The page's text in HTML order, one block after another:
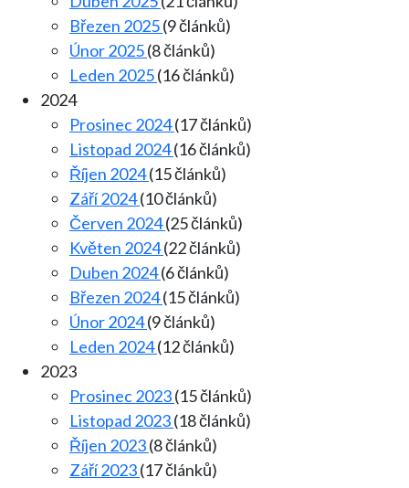
Březen 2025(9 článků)
Únor 2025(8 článků)
Leden 2025(16 článků)
2024
Prosinec 2024(17 článků)
Listopad 2024(16 článků)
Říjen 2024(15 článků)
Září 2024(10 článků)
Červen 2024(25 článků)
Květen 2024(22 článků)
Duben 2024(6 článků)
Březen 2024(15 článků)
Únor 2024(9 článků)
Leden 2024(12 článků)
2023
Prosinec 2023(15 článků)
Listopad 2023(18 článků)
Říjen 2023(8 článků)
Září 2023(17 článků)